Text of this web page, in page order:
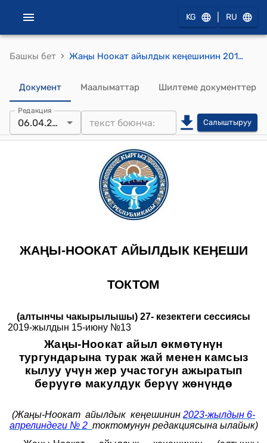
KG RU
Башкы бет › Жаңы Ноокат айылдык кеңешинин 2019-жылдын 15-июнундагы №13 "Жаңы-Ноокат айыл ѳкмѳтγнγн тургундарына турак жай менен камсыз кылуу γчγн жер участогун ажыратып берγγгѳ макулдук берүү жѳнүндѳ" токтому
Документ Маалыматтар Шилтеме документтер
Редакция
06.04.2023 Салыштыруу